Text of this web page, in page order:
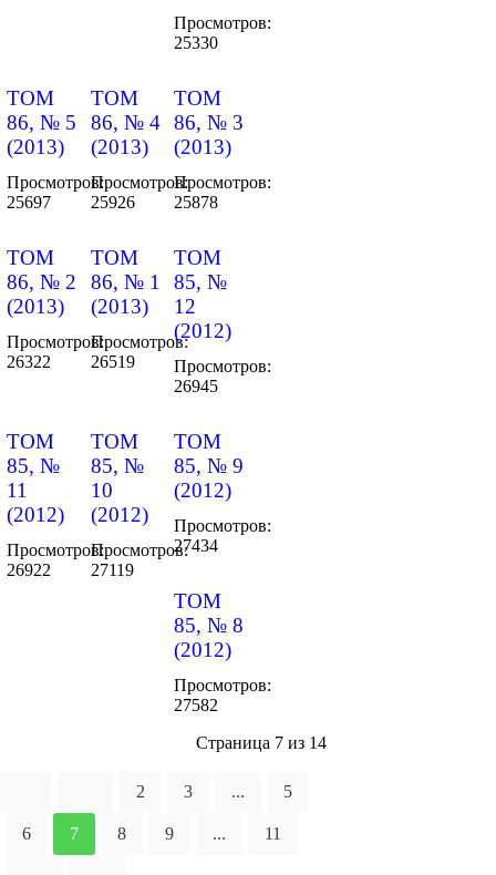
Просмотров:
25330
ТОМ
86, № 5
(2013)
Просмотров:
25697
ТОМ
86, № 4
(2013)
Просмотров:
25926
ТОМ
86, № 3
(2013)
Просмотров:
25878
ТОМ
86, № 2
(2013)
Просмотров:
26322
ТОМ
86, № 1
(2013)
Просмотров:
26519
ТОМ
85, №
12
(2012)
Просмотров:
26945
ТОМ
85, №
11
(2012)
Просмотров:
26922
ТОМ
85, №
10
(2012)
Просмотров:
27119
ТОМ
85, № 9
(2012)
Просмотров:
27434
ТОМ
85, № 8
(2012)
Просмотров:
27582
Страница 7 из 14
2 3 ... 5
6 7 8 9 ... 11